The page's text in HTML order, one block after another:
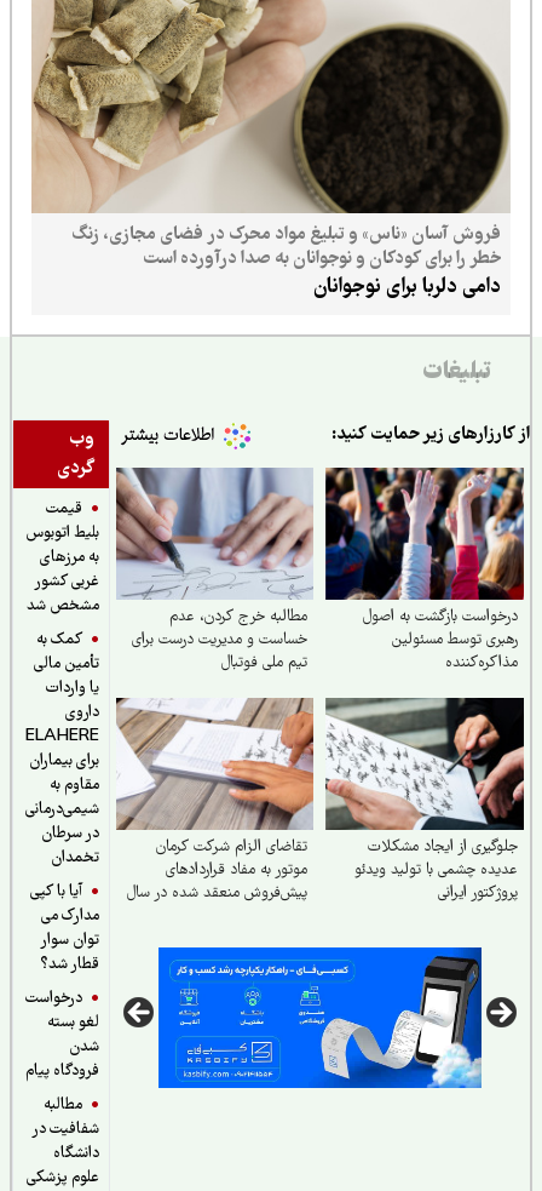
فروش آسان «ناس» و تبلیغ مواد محرک در فضای مجازی، زنگ
خطر را برای کودکان و نوجوانان به صدا درآورده است
دامی دلربا برای نوجوانان
تبلیغات
وب
گردی
قیمت
بلیط اتوبوس
به مرزهای
غربی کشور
مشخص شد
کمک به
تأمین مالی
یا واردات
داروی
ELAHERE
برای بیماران
مقاوم به
شیمی‌درمانی
در سرطان
تخمدان
آیا با کپی
مدارک می
توان سوار
قطار شد؟
درخواست
لغو بسته
فرودگاه پیام
مطالبه
شفافیت در
دانشگاه
علوم پزشکی
زیر حمایت کنید:
بازگشت به اصول
توسط مسئولین
مطالبه خرج کردن، عدم
خساست و مدیریت درست برای
تیم ملی فوتبال
از ایجاد مشکلات
چشمی با تولید ویدئو
ایرانی
تقاضای الزام شرکت کرمان
موتور به مفاد قراردادهای
پیش‌فروش منعقد شده در سال